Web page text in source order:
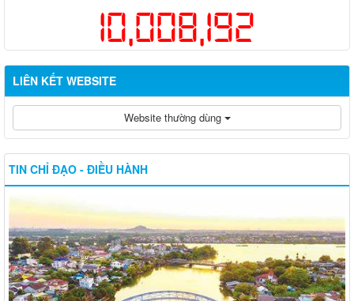
10,008,192
LIÊN KẾT WEBSITE
Website thường dùng
TIN CHỈ ĐẠO - ĐIỀU HÀNH